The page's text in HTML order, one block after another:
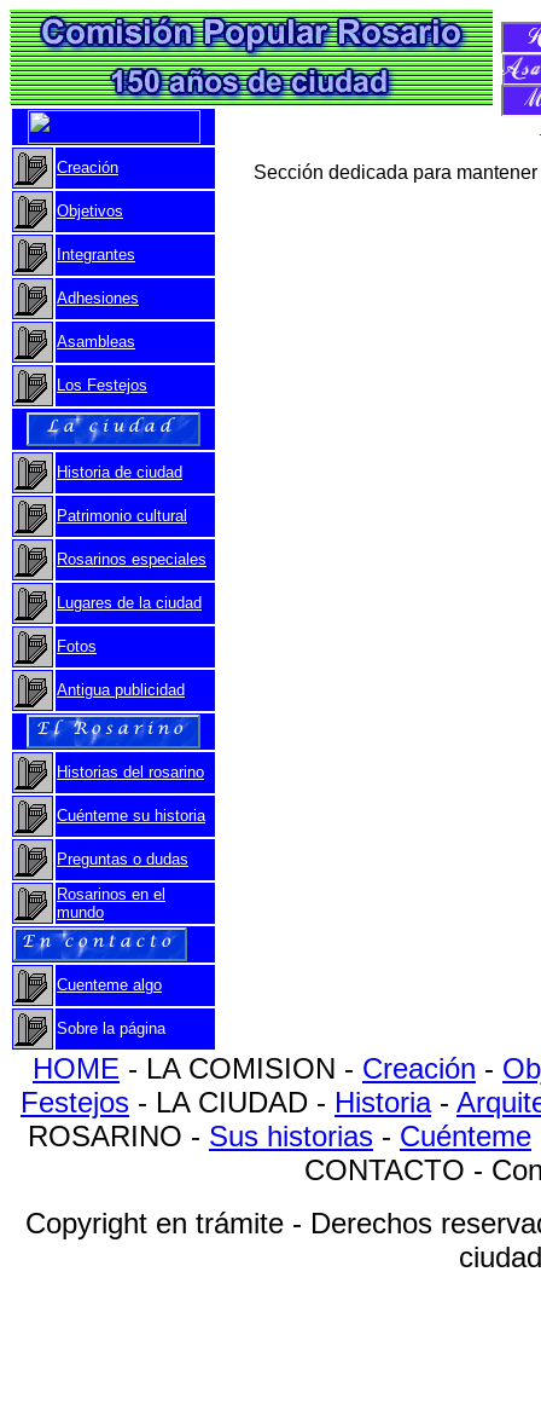
Creación
Objetivos
Integrantes
Adhesiones
Asambleas
Los Festejos
Historia de ciudad
Patrimonio cultural
Rosarinos especiales
Lugares de la ciudad
Fotos
Antigua publicidad
Historias del rosarino
Cuénteme su historia
Preguntas o dudas
Rosarinos en el
mundo
Cuenteme algo
Sobre la página
Sección dedicada para
HOME - LA COMISION - Creación -
Festejos - LA CIUDAD - Historia-
ROSARINO - Sus historias - Cuénteme
CONTACTO -
Copyright en trámite - Derechos